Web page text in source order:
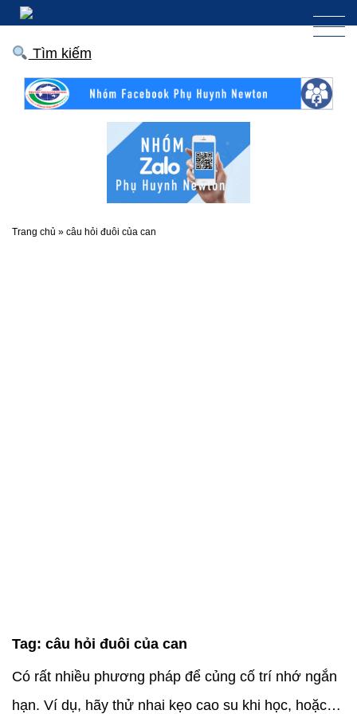
Tìm kiếm
Trang chủ » câu hỏi đuôi của can
Tag: câu hỏi đuôi của can
Có rất nhiều phương pháp để củng cố trí nhớ ngắn
hạn. Ví dụ, hãy thử nhai kẹo cao su khi học, hoặc